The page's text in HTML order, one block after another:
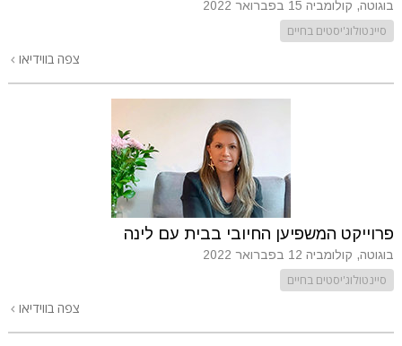
בוגוטה, קולומביה 15 בפברואר 2022
סיינטולוג'יסטים בחיים
צפה בווידיאו
פרוייקט המשפיען החיובי בבית עם לינה
בוגוטה, קולומביה 12 בפברואר 2022
סיינטולוג'יסטים בחיים
צפה בווידיאו